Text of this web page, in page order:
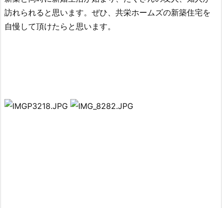
訪れられると思います。ぜひ、共栄ホームズの新築住宅を
自慢して頂けたらと思います。